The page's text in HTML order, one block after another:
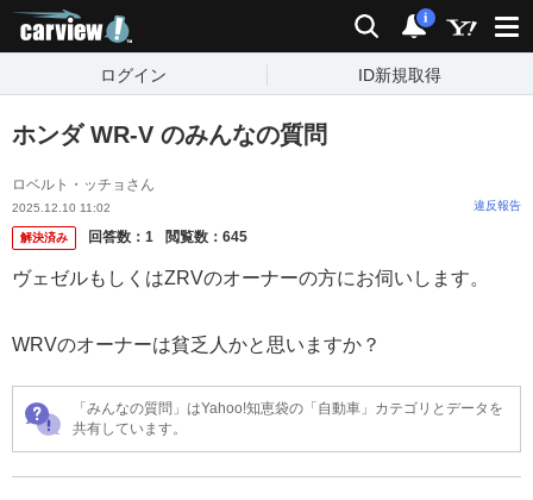
検索 通知
i
ログイン ID新規取得
ホンダ WR-V のみんなの質問
ロベルト・ッチョさん
2025.12.10 11:02 違反報告
解決済み 回答数： 1 閲覧数： 645
ヴェゼルもしくはZRVのオーナーの方にお伺いします。
WRVのオーナーは貧乏人かと思いますか？
「みんなの質問」はYahoo!知恵袋の「自動車」カテゴリとデータを
共有しています。